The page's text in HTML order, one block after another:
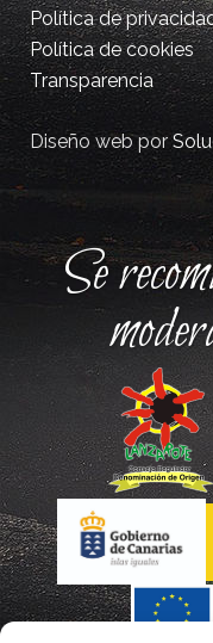
Política de
Política de cookies
Transparencia
Diseño web por
Se